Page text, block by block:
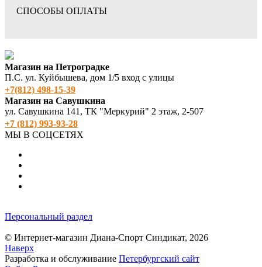
СПОСОБЫ ОПЛАТЫ
Магазин на Петроградке
П.С. ул. Куйбышева, дом 1/5 вход с улицы
+7(812) 498‑15-39
Магазин на Савушкина
ул. Савушкина 141, ТК "Меркурий" 2 этаж, 2-507
+7 (812) 993-93-28
МЫ В СОЦСЕТЯХ
Персональный раздел
© Интернет-магазин Диана-Спорт Синдикат, 2026
Наверх
Разработка и обслуживание Петербургский сайт